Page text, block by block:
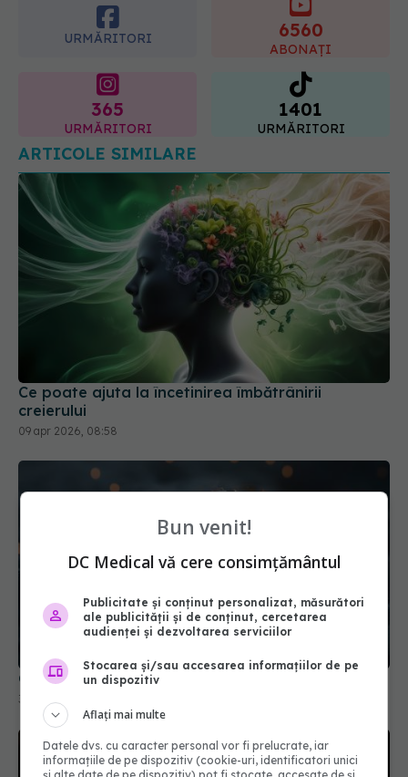
URMĂRITORI 6560
ABONAȚI
365
URMĂRITORI
1401
URMĂRITORI
ARTICOLE SIMILARE
Ce poate ajuta la încetinirea îmbătrânirii
creierului
09 apr 2026, 08:58
Graba zilnică ne distruge creierul
30 ian 2026, 17:43
Bun venit!
DC Medical vă cere consimțământul
Publicitate și conținut personalizat, măsurători
ale publicității și de conținut, cercetarea
audienței și dezvoltarea serviciilor
Stocarea și/sau accesarea informațiilor de pe
un dispozitiv
Aflați mai multe
Datele dvs. cu caracter personal vor fi prelucrate, iar
informațiile de pe dispozitiv (cookie-uri, identificatori unici